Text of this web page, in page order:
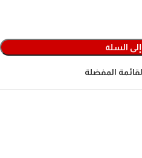
السلة
المفضلة